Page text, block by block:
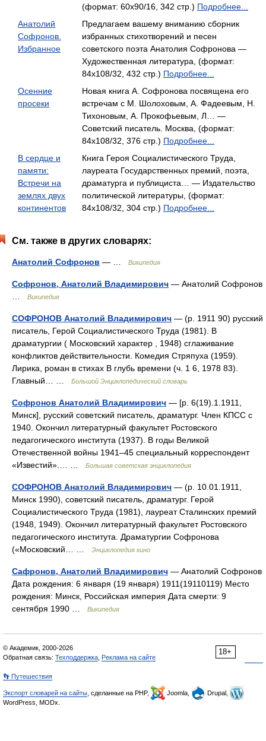
(формат: 60x90/16, 342 стр.) Подробнее...
Анатолий
Софронов.
Избранное
Предлагаем вашему вниманию сборник
избранных стихотворений и песен
советского поэта Анатолия Софронова —
Художественная литература, (формат:
84x108/32, 432 стр.) Подробнее...
Осенние
просеки
Новая книга А. Софронова посвящена его
встречам с М. Шолоховым, А. Фадеевым, Н.
Тихоновым, А. Прокофьевым, Л… —
Советский писатель. Москва, (формат:
84x108/32, 376 стр.) Подробнее...
В сердце и
памяти:
Встречи на
землях двух
континентов
Книга Героя Социалистического Труда,
лауреата Государственных премий, поэта,
драматурга и публициста… — Издательство
политической литературы, (формат:
84x108/32, 304 стр.) Подробнее...
См. также в других словарях:
Анатолий Софронов — … Википедия
Софронов, Анатолий Владимирович — Анатолий Софронов
Википедия
СОФРОНОВ Анатолий Владимирович — (р. 1911 90) русский
писатель, Герой Социалистического Труда (1981). В
драматургии ( Московский характер , 1948) сглаживание
конфликтов действительности. Комедия Стряпуха (1959).
Лирика, роман в стихах В глубь времени (ч. 1 6, 1978 83).
Главный… …
Большой Энциклопедический словарь
Софронов Анатолий Владимирович — [р. 6(19).1.1911,
Минск], русский советский писатель, драматург. Член КПСС с
1940. Окончил литературный факультет Ростовского
педагогического института (1937). В годы Великой
Отечественной войны 1941‒45 специальный корреспондент
«Известий».… …
Большая советская энциклопедия
СОФРОНОВ Анатолий Владимирович — (р. 10.01.1911,
Минск 1990), советский писатель, драматург. Герой
Социалистического Труда (1981), лауреат Сталинских премий
(1948, 1949). Окончил литературный факультет Ростовского
педагогического института. Драматургии Софронова
(«Московский… …
Энциклопедия кино
Сафронов, Анатолий Владимирович — Анатолий Софронов
Дата рождения: 6 января (19 января) 1911(19110119) Место
рождения: Минск, Российская империя Дата смерти: 9
сентября 1990 …
Википедия
18+
© Академик, 2000-2026
Обратная связь: Техподдержка Реклама на сайте
👣 Путешествия
Экспорт словарей на сайты , сделанные на PHP, Joomla,
Drupal,
WordPress, MODx.